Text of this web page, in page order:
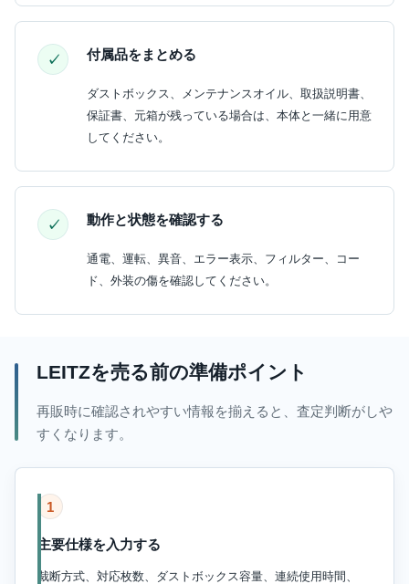
付属品をまとめる
ダストボックス、メンテナンスオイル、取扱説明書、
保証書、元箱が残っている場合は、本体と一緒に用意
してください。
動作と状態を確認する
通電、運転、異音、エラー表示、フィルター、コー
ド、外装の傷を確認してください。
LEITZを売る前の準備ポイント
再販時に確認されやすい情報を揃えると、査定判断がしや
すくなります。
1
主要仕様を入力する
裁断方式、対応枚数、ダストボックス容量、連続使用時間、